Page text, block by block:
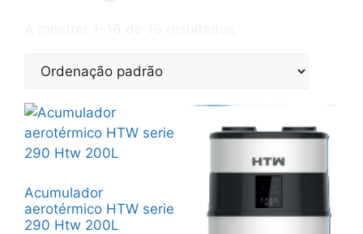
Acumulador
aerotérmico HTW serie
290 Htw 200L